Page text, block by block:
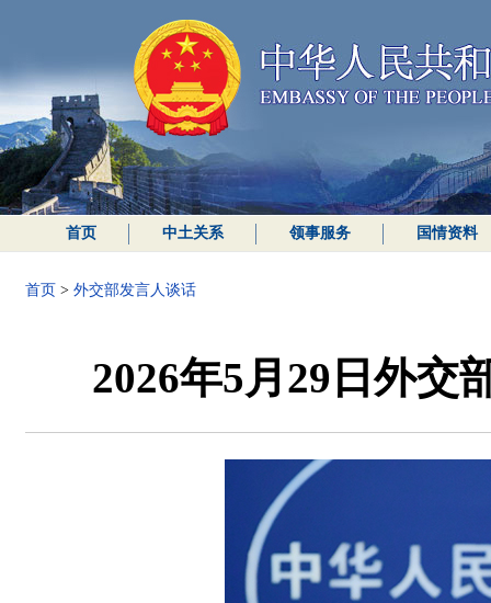
首页 中土关系 领事服务 国情资料
首页 > 外交部发言人谈话
2026年5月29日外交